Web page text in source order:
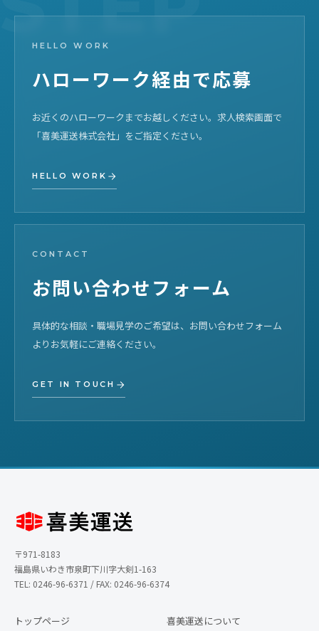
HELLO WORK
ハローワーク経由で応募
お近くのハローワークまでお越しください。求人検索画面で
「喜美運送株式会社」をご指定ください。
HELLO WORK
CONTACT
お問い合わせフォーム
具体的な相談・職場見学のご希望は、お問い合わせフォーム
よりお気軽にご連絡ください。
GET IN TOUCH
〒971-8183
福島県いわき市泉町下川字大剣1-163
TEL: 0246-96-6371 / FAX: 0246-96-6374
トップページ 喜美運送について